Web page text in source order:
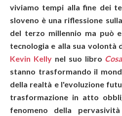
viviamo tempi alla fine dei
sloveno è una riflessione
del terzo millennio ma può
tecnologia e alla sua volontà
Kevin Kellynel suo libro
stanno trasformando il
della realtà e l'evoluzione
trasformazione in atto
fenomeno della